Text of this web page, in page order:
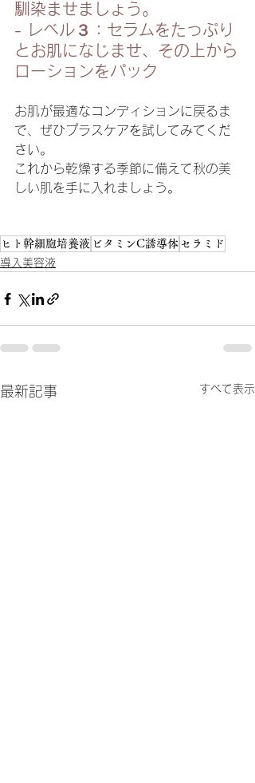
馴染ませましょう。
- レベル３：セラムをたっぷり
とお肌になじませ、その上から
ローションをパック
お肌が最適なコンディションに戻るま
で、ぜひプラスケアを試してみてくだ
さい。
これから乾燥する季節に備えて秋の美
しい肌を手に入れましょう。
ヒト幹細胞培養液 ビタミンC誘導体 セラミド
導入美容液
最新記事 すべて表示